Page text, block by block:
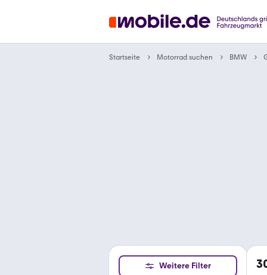
Startseite Motorrad suchen BMW
Weitere Filter